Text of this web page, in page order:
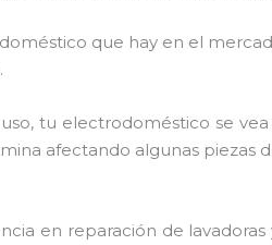
que hay en el
tu electrodoméstico se
afectando algunas piezas
en reparación de